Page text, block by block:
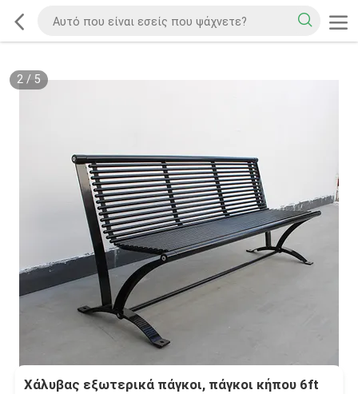
2/ 5
Χάλυβας εξωτερικά πάγκοι, πάγκοι κήπου 6ft